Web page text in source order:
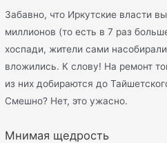
Забавно, что Иркутские власти
миллионов (то есть в 7 раз
хоспади, жители сами
вложились. К слову! На ремонт
из них добираются до
Смешно? Нет, это ужасно.
Мнимая щедрость